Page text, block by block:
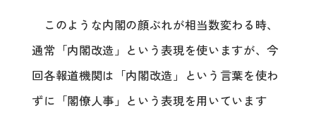
このような内閣の顔ぶれが相当数変わる時、
通常「内閣改造」という表現を使いますが、今
回各報道機関は「内閣改造」という言葉を使わ
ずに「閣僚人事」という表現を用いています